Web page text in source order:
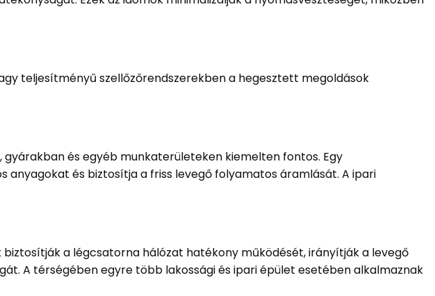
teljesítményű szellőzőrendszerekben a hegesztett megoldások
és egyéb munkaterületeken kiemelten fontos. Egy
anyagokat és biztosítja a friss levegő folyamatos áramlását. A ipari
a légcsatorna hálózat hatékony működését, irányítják a levegő
A térségében egyre több lakossági és ipari épület esetében alkalmaznak